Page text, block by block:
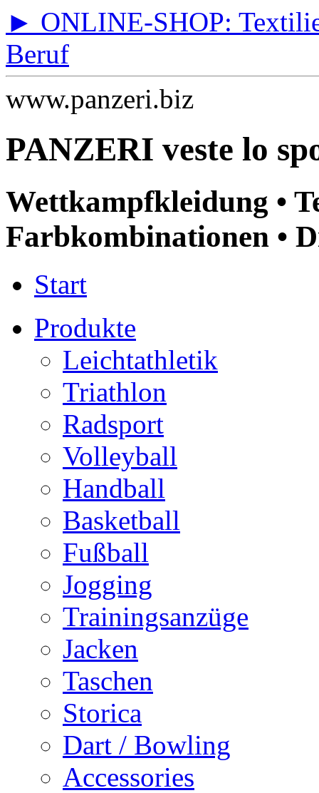
► ONLINE-SHOP:
Beruf
www.panzeri.biz
PANZERI veste lo
Wettkampfkleidung •
Farbkombinationen •
Start
Produkte
Leichtathletik
Triathlon
Radsport
Volleyball
Handball
Basketball
Fußball
Jogging
Trainingsanzüge
Jacken
Taschen
Storica
Dart / Bowling
Accessories